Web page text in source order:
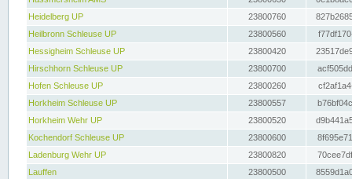
Heidelberg UP
23800760
Heilbronn Schleuse UP
23800560
Hessigheim Schleuse UP
23800420
Hirschhorn Schleuse UP
23800700
Hofen Schleuse UP
23800260
Horkheim Schleuse UP
23800557
Horkheim Wehr UP
23800520
Kochendorf Schleuse UP
23800600
Ladenburg Wehr UP
23800820
Lauffen
23800500